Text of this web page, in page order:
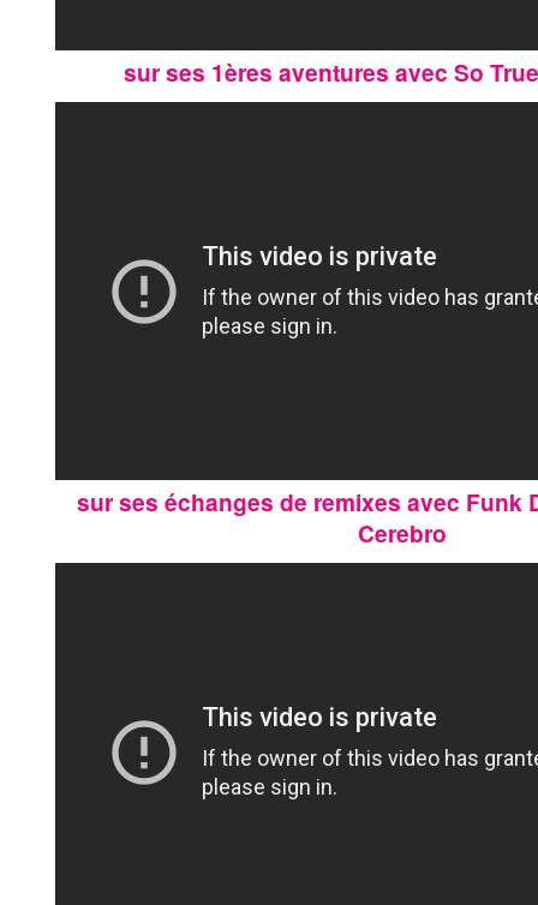
sur ses 1ères aventures avec So
sur ses échanges de remixes avec Funk
Cerebro